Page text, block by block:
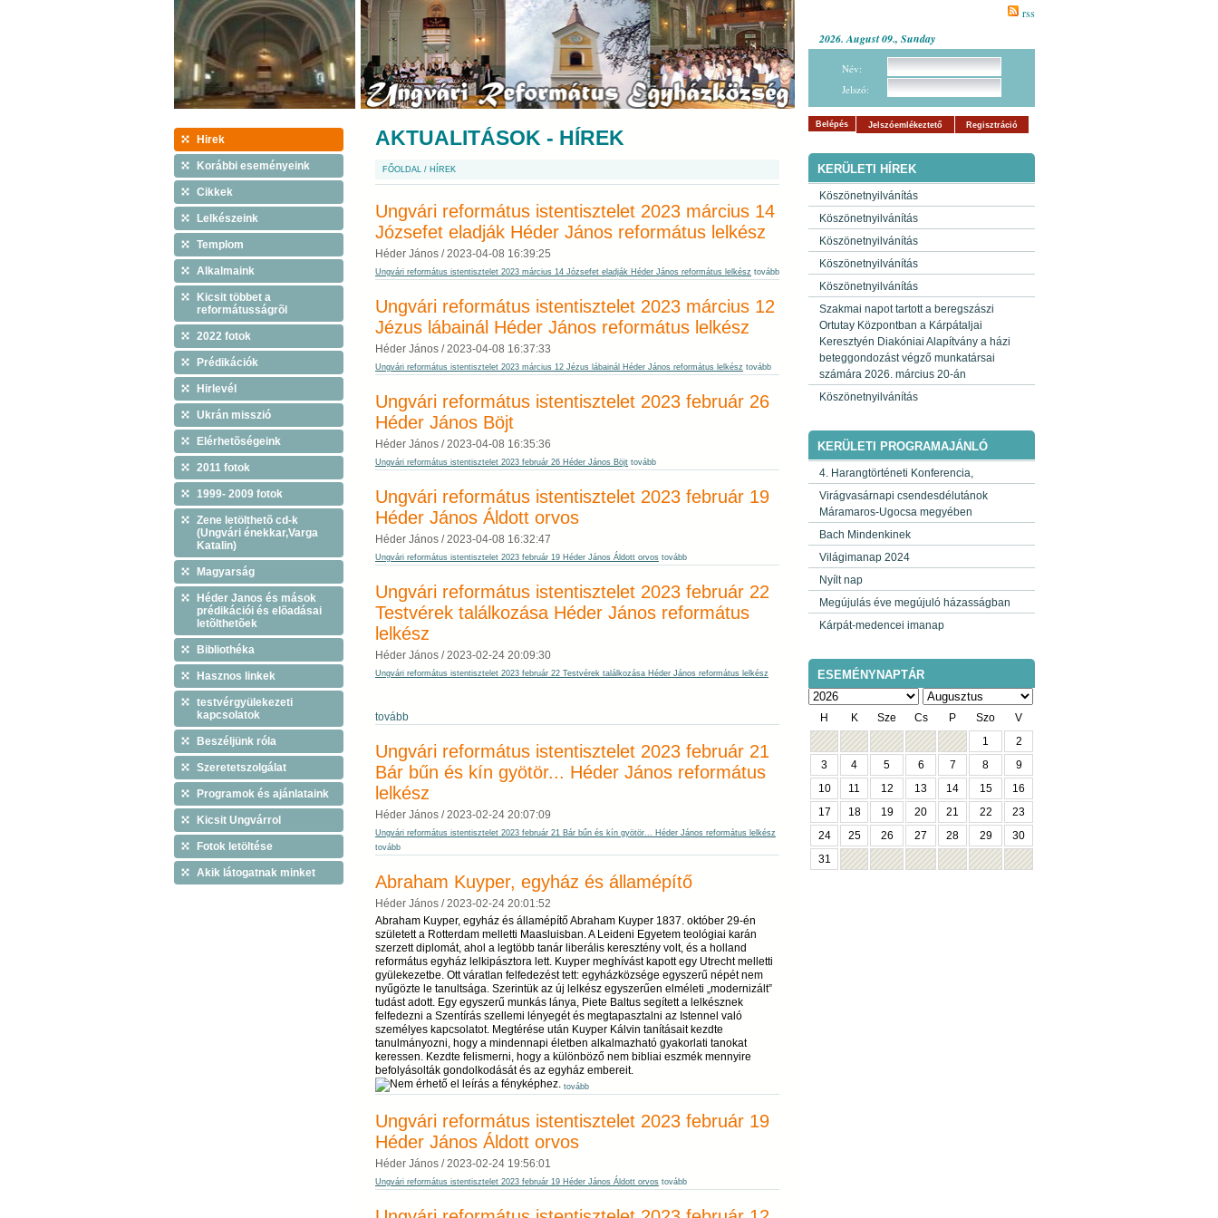
Hirek
Korábbi eseményeink
Cikkek
Lelkészeink
Templom
Alkalmaink
Kicsit többet a
reformátusságrõl
2022 fotok
Prédikációk
Hirlevél
Ukrán misszió
Elérhetõségeink
2011 fotok
1999- 2009 fotok
Zene letölthetõ cd-k
(Ungvári énekkar,Varga
Katalin)
Magyarság
Héder Janos és mások
prédikációi és elõadásai
letõlthetõek
Bibliothéka
Hasznos linkek
testvérgyülekezeti
kapcsolatok
Beszéljünk róla
Szeretetszolgálat
Programok és ajánlataink
Kicsit Ungvárrol
Fotok letöltése
Akik látogatnak minket
AKTUALITÁSOK - HÍREK
FŐOLDAL / HÍREK
Ungvári református istentisztelet 2023 március 14
Józsefet eladják Héder János református lelkész
Héder János /2023-04-08 16:39:25
Ungvári református istentisztelet 2023 március 14 Józsefet eladják Héder János református lelkész tovább
Ungvári református istentisztelet 2023 március 12
Jézus lábainál Héder János református lelkész
Héder János /2023-04-08 16:37:33
Ungvári református istentisztelet 2023 március 12 Jézus lábainál Héder János református lelkész tovább
Ungvári református istentisztelet 2023 február 26
Héder János Böjt
Héder János /2023-04-08 16:35:36
Ungvári református istentisztelet 2023 február 26 Héder János Böjt tovább
Ungvári református istentisztelet 2023 február 19
Héder János Áldott orvos
Héder János /2023-04-08 16:32:47
Ungvári református istentisztelet 2023 február 19 Héder János Áldott orvos tovább
Ungvári református istentisztelet 2023 február 22
Testvérek találkozása Héder János református
lelkész
Héder János /2023-02-24 20:09:30
Ungvári református istentisztelet 2023 február 22 Testvérek találkozása Héder János református lelkész
tovább
Ungvári református istentisztelet 2023 február 21
Bár bűn és kín gyötör... Héder János református
lelkész
Héder János /2023-02-24 20:07:09
Ungvári református istentisztelet 2023 február 21 Bár bűn és kín gyötör... Héder János református lelkész
tovább
Abraham Kuyper, egyház és államépítő
Héder János /2023-02-24 20:01:52
Abraham Kuyper, egyház és államépítő Abraham Kuyper 1837. október 29-én
született a Rotterdam melletti Maasluisban. A Leideni Egyetem teológiai karán
szerzett diplomát, ahol a legtöbb tanár liberális keresztény volt, és a holland
református egyház lelkipásztora lett. Kuyper meghívást kapott egy Utrecht melletti
gyülekezetbe. Ott váratlan felfedezést tett: egyházközsége egyszerű népét nem
nyűgözte le tanultsága. Szerintük az új lelkész egyszerűen elméleti „modernizált”
tudást adott. Egy egyszerű munkás lánya, Piete Baltus segített a lelkésznek
felfedezni a Szentírás szellemi lényegét és megtapasztalni az Istennel való
személyes kapcsolatot. Megtérése után Kuyper Kálvin tanításait kezdte
tanulmányozni, hogy a mindennapi életben alkalmazható gyakorlati tanokat
keressen. Kezdte felismerni, hogy a különböző nem bibliai eszmék mennyire
befolyásolták gondolkodását és az egyház embereit.
tovább
Ungvári református istentisztelet 2023 február 19
Héder János Áldott orvos
Héder János /2023-02-24 19:56:01
Ungvári református istentisztelet 2023 február 19 Héder János Áldott orvos tovább
rss
2026. August 09., Sunday
Név:
Jelszó:
Belépés Jelszóemlékeztető Regisztráció
KERÜLETI HÍREK
Köszönetnyilvánítás
Köszönetnyilvánítás
Köszönetnyilvánítás
Köszönetnyilvánítás
Köszönetnyilvánítás
Szakmai napot tartott a beregszászi
Ortutay Központban a Kárpátaljai
Keresztyén Diakóniai Alapítvány a házi
beteggondozást végző munkatársai
számára 2026. március 20-án
Köszönetnyilvánítás
KERÜLETI PROGRAMAJÁNLÓ
4. Harangtörténeti Konferencia,
Virágvasárnapi csendesdélutánok
Máramaros-Ugocsa megyében
Bach Mindenkinek
Világimanap 2024
Nyílt nap
Megújulás éve megújuló házasságban
Kárpát-medencei imanap
ESEMÉNYNAPTÁR
H K Sze Cs P Szo
V
1
2
3
4 5 6 7 8
9
10
11 12 13 14 15
16
17
18 19 20 21 22
23
24
25 26 27 28 29
30
31